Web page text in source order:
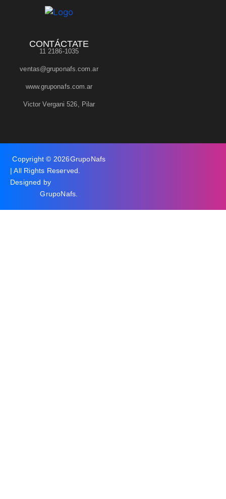
CONTÁCTATE
11 2186-1035
ventas@gruponafs.com.ar
www.gruponafs.com.ar
Victor Vergani 526, Pilar
Copyright © 2026GrupoNafs
| All Rights Reserved.
Designed by
GrupoNafs